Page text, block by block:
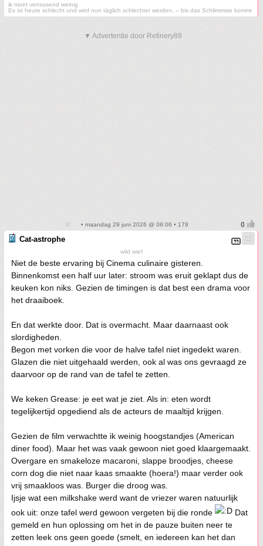
ik moet verrassend weinig
Es ist heute schlecht und wird nun täglich schlechter werden, – bis das Schlimmste kommt
▼ Advertentie door Refinery89
• maandag 29 juni 2026 @ 08:06 • 179
Cat-astrophe
wild wief
Niet de beste ervaring bij Cinema culinaire gisteren.
Binnenkomst een half uur later: stroom was eruit geklapt dus de
keuken kon niks. Gezien de timingen is dat best een drama voor
het draaiboek.
En dat werkte door. Dat is overmacht. Maar daarnaast ook
slordigheden.
Begon met vorken die voor de halve tafel niet ingedekt waren.
Glazen die niet uitgehaald werden, ook al was ons gevraagd ze
daarvoor op de rand van de tafel te zetten.
We keken Grease: je eet wat je ziet. Als in: eten wordt
tegelijkertijd opgediend als de acteurs de maaltijd krijgen.
Gezien de film verwachtte ik weinig hoogstandjes (American
diner food). Maar het was vaak gewoon niet goed klaargemaakt.
Overgare en smakeloze macaroni, slappe broodjes, cheese
corn dog die niet naar kaas smaakte (hoera!) maar verder ook
vrij smaakloos was. Burger die droog was.
Ijsje wat een milkshake werd want de vriezer waren natuurlijk
ook uit: onze tafel werd gewoon vergeten bij die ronde
Dat
gemeld en hun oplossing om het in de pauze buiten neer te
zetten leek ons geen goede (smelt, en iedereen kan het dan